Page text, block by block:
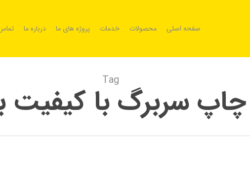
صفحه اصلی محصولات خدمات پروژه های ما درباره ما
Tag
چاپ سربرگ با کیفیت